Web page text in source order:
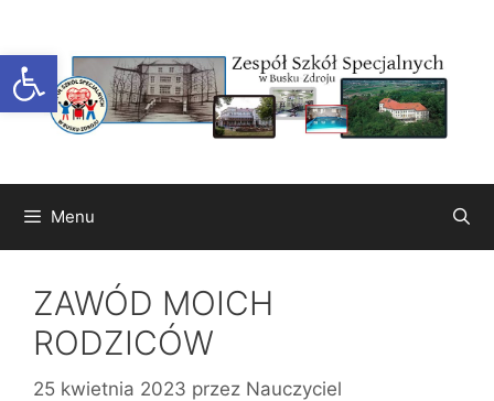
Otwórz pasek narzędzi
treści
Menu
ZAWÓD MOICH
RODZICÓW
25 kwietnia 2023 przez Nauczyciel